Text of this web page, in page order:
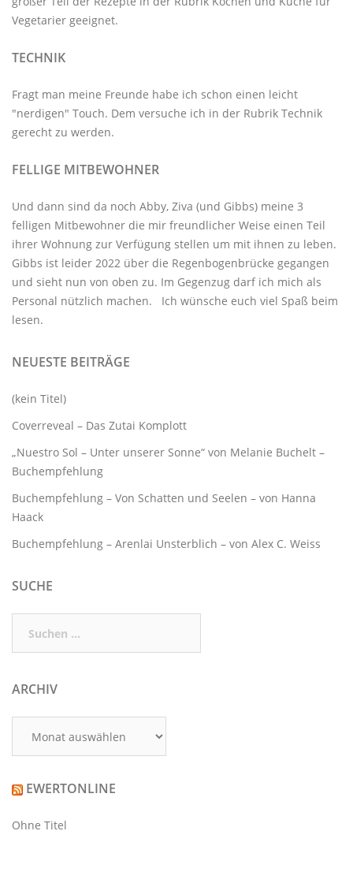
Vegetarier geeignet.
TECHNIK
Fragt man meine Freunde habe ich schon einen leicht
"nerdigen" Touch. Dem versuche ich in der Rubrik Technik
gerecht zu werden.
FELLIGE MITBEWOHNER
Und dann sind da noch Abby, Ziva (und Gibbs) meine 3
felligen Mitbewohner die mir freundlicher Weise einen Teil
ihrer Wohnung zur Verfügung stellen um mit ihnen zu leben.
Gibbs ist leider 2022 über die Regenbogenbrücke gegangen
und sieht nun von oben zu. Im Gegenzug darf ich mich als
Personal nützlich machen. Ich wünsche euch viel Spaß beim
lesen.
NEUESTE BEITRÄGE
(kein Titel)
Coverreveal – Das Zutai Komplott
„Nuestro Sol – Unter unserer Sonne“ von Melanie Buchelt –
Buchempfehlung
Buchempfehlung – Von Schatten und Seelen – von Hanna
Haack
Buchempfehlung – Arenlai Unsterblich – von Alex C. Weiss
SUCHE
nach:
ARCHIV
EWERTONLINE
Ohne Titel